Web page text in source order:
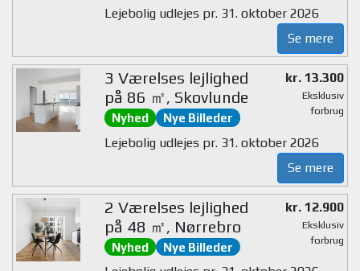
Lejebolig udlejes pr. 31. oktober 2026
Se mere
3 Værelses lejlighed
på 86 ㎡, Skovlunde
Nyhed Nye Billeder
kr. 13.300
Eksklusiv
forbrug
Lejebolig udlejes pr. 31. oktober 2026
Se mere
2 Værelses lejlighed
på 48 ㎡, Nørrebro
Nyhed Nye Billeder
kr. 12.900
Eksklusiv
forbrug